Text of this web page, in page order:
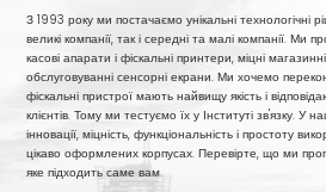
З 1993 року ми постачаємо унікальні технологічні
великі компанії, так і середні та малі компанії. Ми
касові апарати і фіскальні принтери, міцні
обслуговуванні сенсорні екрани. Ми хочемо
фіскальні пристрої мають найвищу якість і
клієнтів. Тому ми тестуємо їх у Інституті зв'язку. У
інновації, міцність, функціональність і простоту
цікаво оформлених корпусах. Перевірте, що ми
яке підходить саме вам.